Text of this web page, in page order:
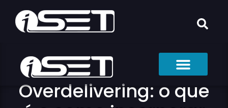
Overdelivering: o que